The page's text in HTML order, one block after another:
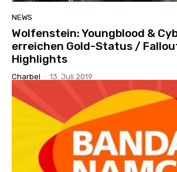
NEWS
Wolfenstein: Youngblood &
erreichen Gold-Status /
Highlights
Charbel - 13. Juli 2019